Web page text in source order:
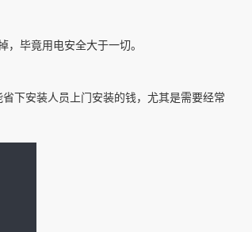
毕竟用电安全大于一切。
下安装人员上门安装的钱，尤其是需要经常